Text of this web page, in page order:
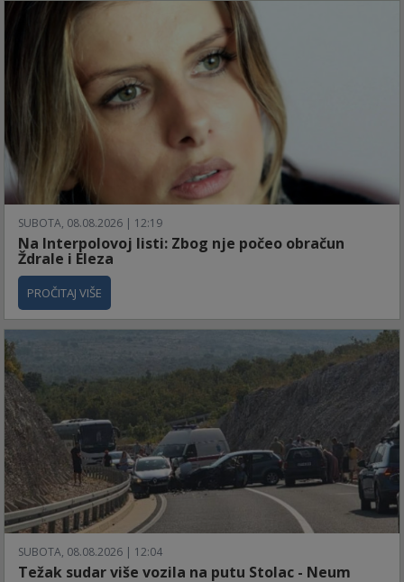
SUBOTA, 08.08.2026 | 12:19
Na Interpolovoj listi: Zbog nje počeo obračun
Ždrale i Eleza
PROČITAJ VIŠE
SUBOTA, 08.08.2026 | 12:04
Težak sudar više vozila na putu Stolac - Neum